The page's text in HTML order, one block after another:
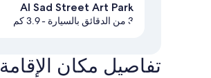
Al Sad Street Art Park
3 من الدقائق بالسيارة - 3.9 كم
تفاصيل مكان الإقامة